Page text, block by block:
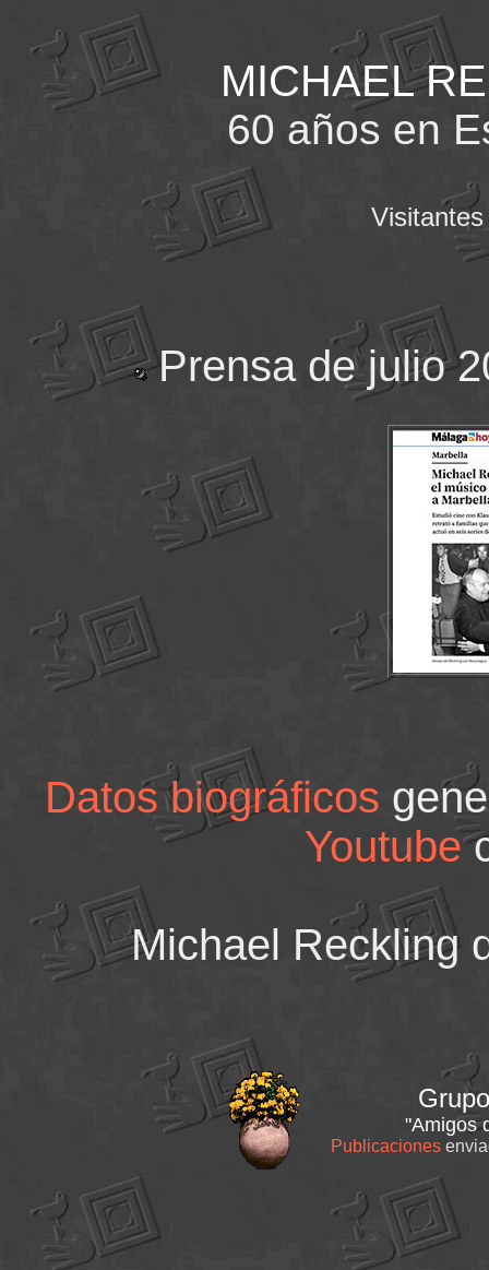
MICHAEL
60 años en
Prensa de julio
Datos biográficos
Youtube
Michael Reckling
"Amigos
Publicaciones